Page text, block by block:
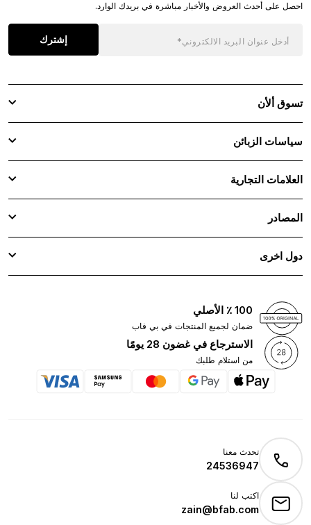
احصل على أحدث العروض والأخبار مباشرة في بريدك الوارد.
إشترك
تسوق ألأن
سياسات الزبائن
العلامات التجارية
المصادر
دول اخرى
100 ٪ الأصلي
ضمان لجميع المنتجات في بي فاب
الاسترجاع في غضون 28 يومًا
من استلام طلبك
تحدث معنا
24536947
اكتب لنا
zain@bfab.com